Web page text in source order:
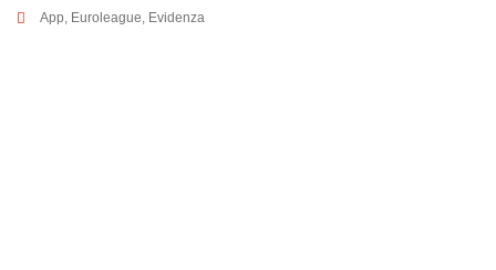
App, Euroleague, Evidenza